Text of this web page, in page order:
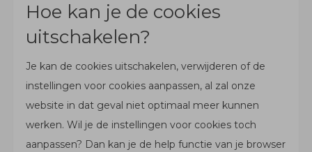
Hoe kan je de cookies
uitschakelen?
Je kan de cookies uitschakelen, verwijderen of de
instellingen voor cookies aanpassen, al zal onze
website in dat geval niet optimaal meer kunnen
werken. Wil je de instellingen voor cookies toch
aanpassen? Dan kan je de help functie van je browser